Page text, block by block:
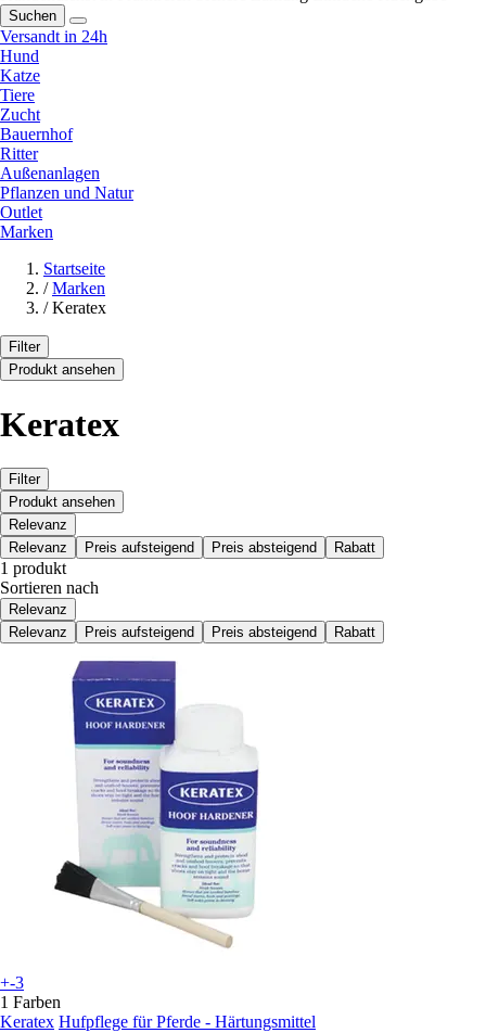
Suchen
Versandt in 24h
Hund
Katze
Tiere
Zucht
Bauernhof
Ritter
Außenanlagen
Pflanzen und Natur
Outlet
Marken
Startseite
/ Marken
/ Keratex
Filter
Produkt ansehen
Keratex
Filter
Produkt ansehen
Relevanz
Relevanz
Preis aufsteigend Preis absteigend Rabatt
1 produkt
Sortieren nach
Relevanz
Relevanz
Preis aufsteigend Preis absteigend Rabatt
+-3
1 Farben
Keratex Hufpflege für Pferde - Härtungsmittel